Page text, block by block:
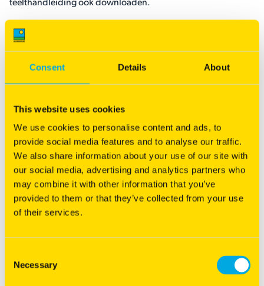
Consent Details About
This website uses cookies
We use cookies to personalise content and ads, to
provide social media features and to analyse our traffic.
We also share information about your use of our site with
our social media, advertising and analytics partners who
may combine it with other information that you’ve
provided to them or that they’ve collected from your use
of their services.
Selection
Necessary
teelthandleiding ook downloaden.
DOWNLOAD
Advies en Aankoop